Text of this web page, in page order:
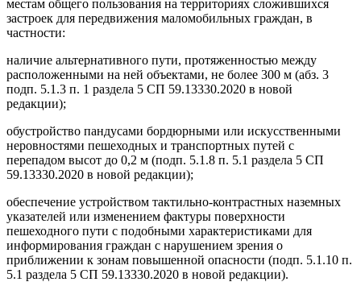
местам общего пользования на территориях сложившихся
застроек для передвижения маломобильных граждан, в
частности:
наличие альтернативного пути, протяженностью между
расположенными на ней объектами, не более 300 м (абз. 3
подп. 5.1.3 п. 1 раздела 5 СП 59.13330.2020 в новой
редакции);
обустройство пандусами бордюрными или искусственными
неровностями пешеходных и транспортных путей с
перепадом высот до 0,2 м (подп. 5.1.8 п. 5.1 раздела 5 СП
59.13330.2020 в новой редакции);
обеспечение устройством тактильно-контрастных наземных
указателей или изменением фактуры поверхности
пешеходного пути с подобными характеристиками для
информирования граждан с нарушением зрения о
приближении к зонам повышенной опасности (подп. 5.1.10 п.
5.1 раздела 5 СП 59.13330.2020 в новой редакции).